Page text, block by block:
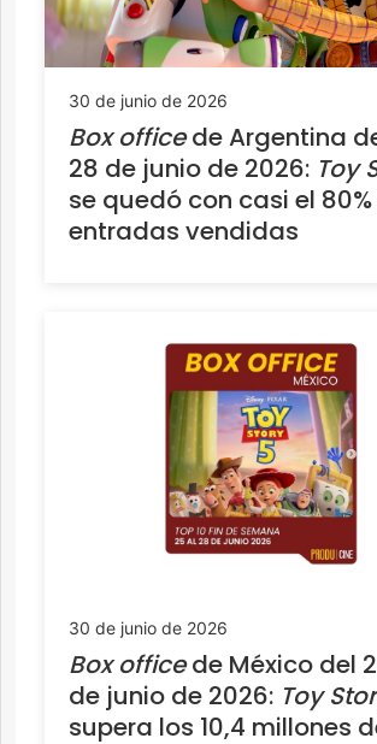
30 de junio de 2026
Box officede Argentina
28 de junio de 2026: Toy
se quedó con casi el
entradas vendidas
30 de junio de 2026
Box officede México del
de junio de 2026: Toy
supera los 10,4 millones